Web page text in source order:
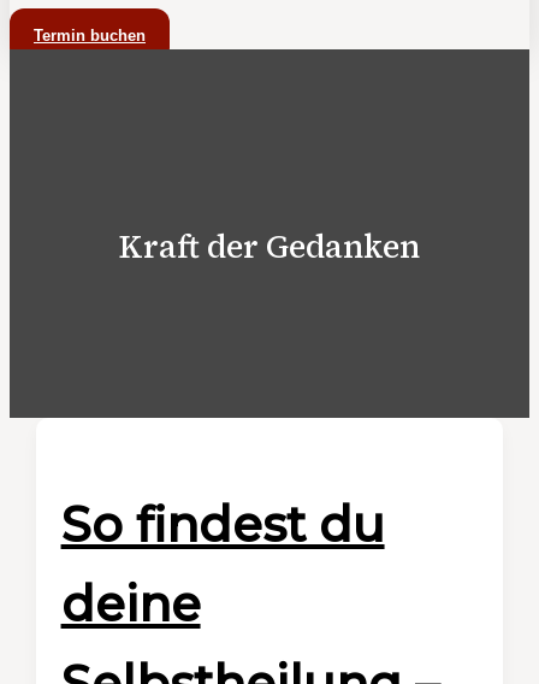
Termin buchen
Kraft der Gedanken
So findest du
deine